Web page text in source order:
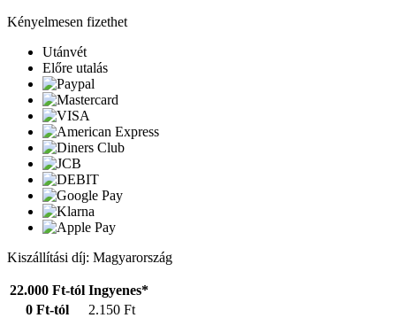
Kényelmesen fizethet
Utánvét
Előre utalás
Kiszállítási díj: Magyarország
22.000 Ft-tól Ingyenes*
0 Ft-tól
2.150 Ft